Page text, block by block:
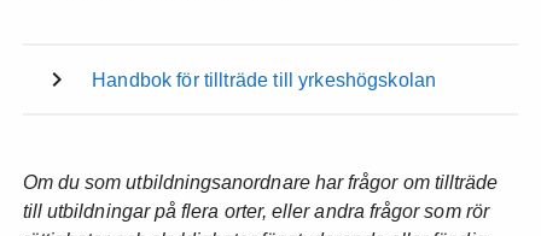
Handbok för tillträde till yrkeshögskolan
Om du som utbildningsanordnare har frågor om tillträde
till utbildningar på flera orter, eller andra frågor som rör